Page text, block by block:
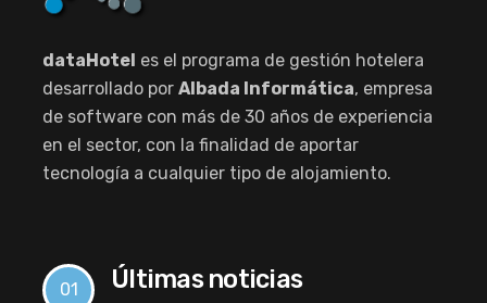
dataHotel es el programa de gestión hotelera
desarrollado por Albada Informática, empresa
de software con más de 30 años de experiencia
en el sector, con la finalidad de aportar
tecnología a cualquier tipo de alojamiento.
01 Últimas noticias